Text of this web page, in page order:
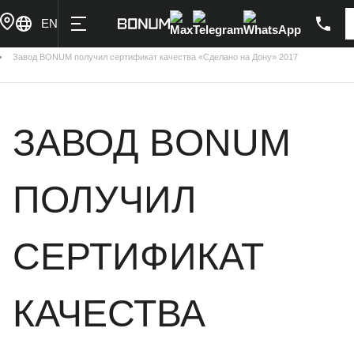
Max Telegram
WhatsApp
EN
Завод BONUM получил сертификат качества «Сделано на Дону» 2017
ЗАВОД BONUM
ПОЛУЧИЛ
СЕРТИФИКАТ
КАЧЕСТВА